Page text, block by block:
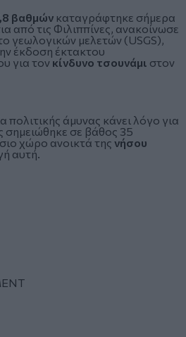
βαθμών καταγράφτηκε σήμερα
από τις Φιλιππίνες, ανακοίνωσε
γεωλογικών μελετών (USGS),
έκδοση έκτακτου
για τονκίνδυνο τσουνάμι στον
πολιτικής άμυνας κάνει λόγο για
σημειώθηκε σε βάθος 35
χώρο ανοικτά της νήσου
αυτή.